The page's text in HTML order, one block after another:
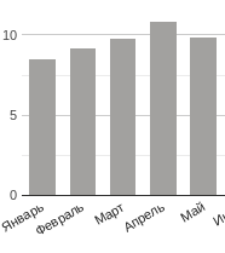
ЯнварьФевраль МартАпрель Май
0
5
10